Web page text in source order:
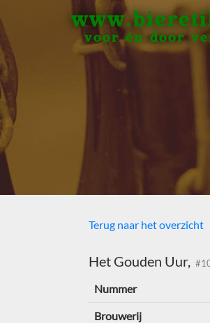
voor én door
Terug naar het overzicht
Het Gouden Uur,
Nummer
Brouwerij